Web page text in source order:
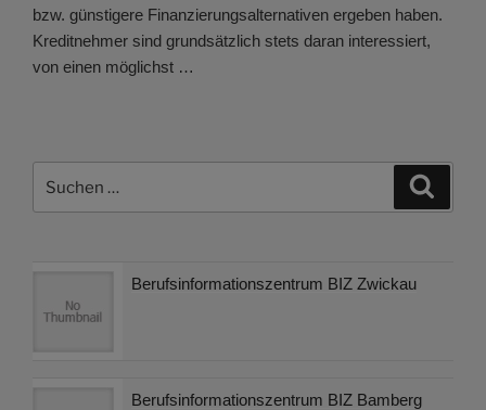
bzw. günstigere Finanzierungsalternativen ergeben haben.
Kreditnehmer sind grundsätzlich stets daran interessiert,
von einen möglichst …
nach:
Berufsinformationszentrum BIZ Zwickau
Berufsinformationszentrum BIZ Bamberg